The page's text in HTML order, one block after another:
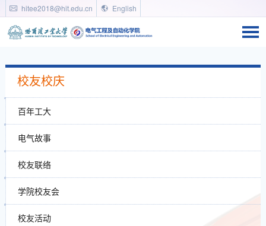
hitee2018@hit.edu.cn English
校友校庆
百年工大
电气故事
校友联络
学院校友会
校友活动